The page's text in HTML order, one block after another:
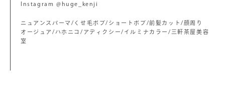
Instagram @huge_kenji
ニュアンスパーマ/くせ毛ボブ/ショートボブ/前髪カット/顔周り
オージュア/ハホニコ/アディクシー/イルミナカラー/三軒茶屋美容
室